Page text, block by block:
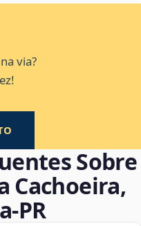
via?
Sobre
Cachoeira,